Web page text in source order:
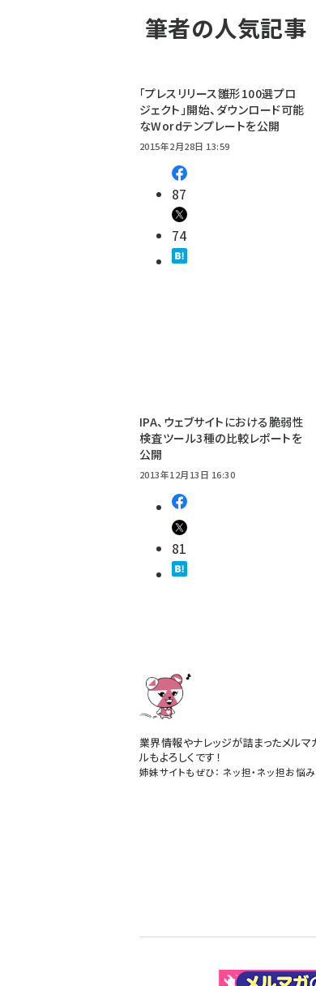
筆者の人気記事
「プレスリリース雛形100選プロ
ジェクト」開始、ダウンロード可能
なWordテンプレートを公開
2015年2月28日 13:59
87
74
IPA、ウェブサイトにおける脆弱性
検査ツール3種の比較レポートを
公開
2013年12月13日 16:30
81
業界情報やナレッジが詰まったメルマ
ルもよろしくです！
姉妹サイトもぜひ： ネッ担・ネッ担お悩